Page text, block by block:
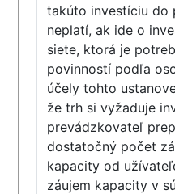
takúto investíciu do
neplatí, ak ide o
siete, ktorá je
povinností podľa
účely tohto
že trh si vyžaduje
prevádzkovateľ
dostatočný počet
kapacity od
záujem kapacity v